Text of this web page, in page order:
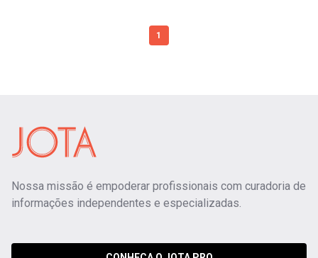
1
Nossa missão é empoderar profissionais com curadoria de
informações independentes e especializadas.